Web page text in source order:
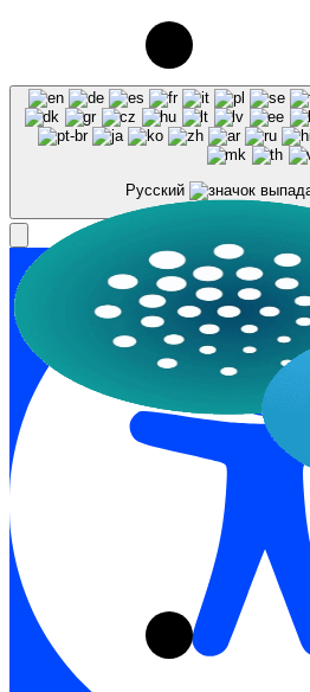
использовании материалов
ссылка на источник
Русский